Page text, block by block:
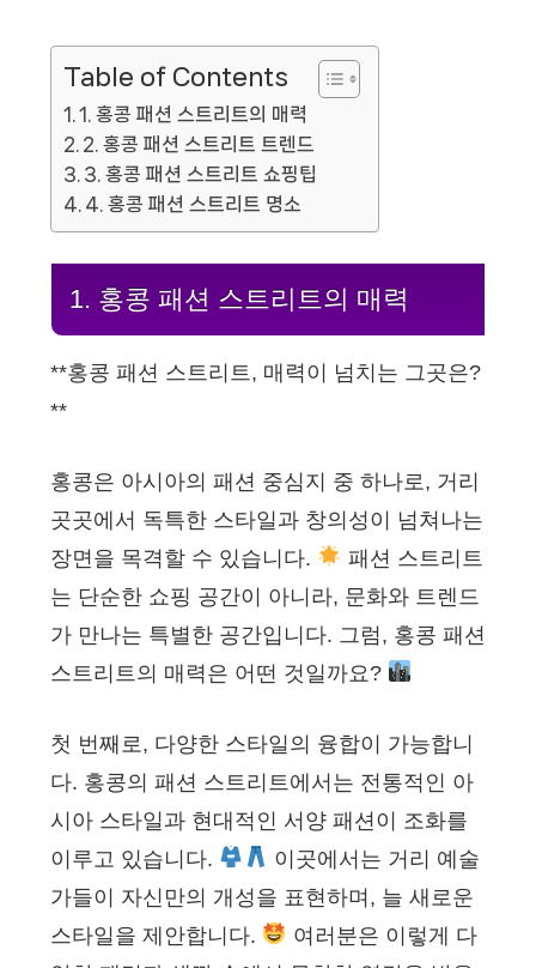
Table of Contents
1. 홍콩 패션 스트리트의 매력
2. 홍콩 패션 스트리트 트렌드
3. 홍콩 패션 스트리트 쇼핑팁
4. 홍콩 패션 스트리트 명소
1. 홍콩 패션 스트리트의 매력
**홍콩 패션 스트리트, 매력이 넘치는 그곳은?
**
홍콩은 아시아의 패션 중심지 중 하나로, 거리
곳곳에서 독특한 스타일과 창의성이 넘쳐나는
장면을 목격할 수 있습니다.
패션 스트리트
는 단순한 쇼핑 공간이 아니라, 문화와 트렌드
가 만나는 특별한 공간입니다. 그럼, 홍콩 패션
스트리트의 매력은 어떤 것일까요?
첫 번째로, 다양한 스타일의 융합이 가능합니
다. 홍콩의 패션 스트리트에서는 전통적인 아
시아 스타일과 현대적인 서양 패션이 조화를
이루고 있습니다.
이곳에서는 거리 예술
가들이 자신만의 개성을 표현하며, 늘 새로운
스타일을 제안합니다.
여러분은 이렇게 다